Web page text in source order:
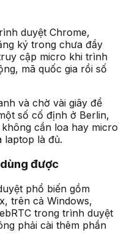
duyệt Chrome,
ký trong chưa đầy
cập micro khi trình
mã quốc gia rồi số
và chờ vài giây để
số cố định ở Berlin,
cần loa hay micro
laptop là đủ.
được
phổ biến gồm
trên cả Windows,
trong trình duyệt
phải cài thêm phần